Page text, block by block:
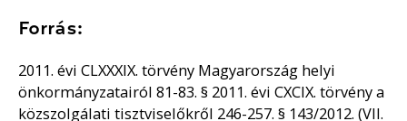
Forrás:
2011. évi CLXXXIX. törvény Magyarország helyi
önkormányzatairól 81-83. § 2011. évi CXCIX. törvény a
közszolgálati tisztviselőkről 246-257. § 143/2012. (VII.